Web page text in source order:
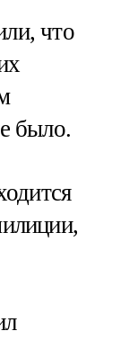
что
было.